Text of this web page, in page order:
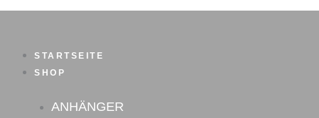
STARTSEITE
SHOP
ANHÄNGER